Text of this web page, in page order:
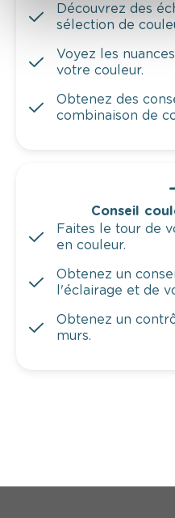
Découvrez des
sélection de
Voyez les
votre couleur.
Obtenez des
combinaison de
Conseil
Faites le tour de
en couleur.
Obtenez un
l'éclairage et de
Obtenez un
murs.